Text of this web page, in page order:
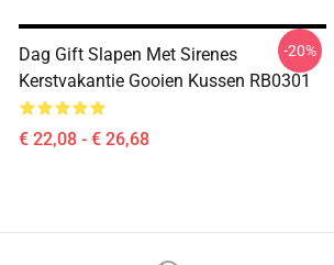
Dag Gift Slapen Met Sirenes
Kerstvakantie Gooien Kussen RB0301
€ 22,08 - € 26,68
-20%